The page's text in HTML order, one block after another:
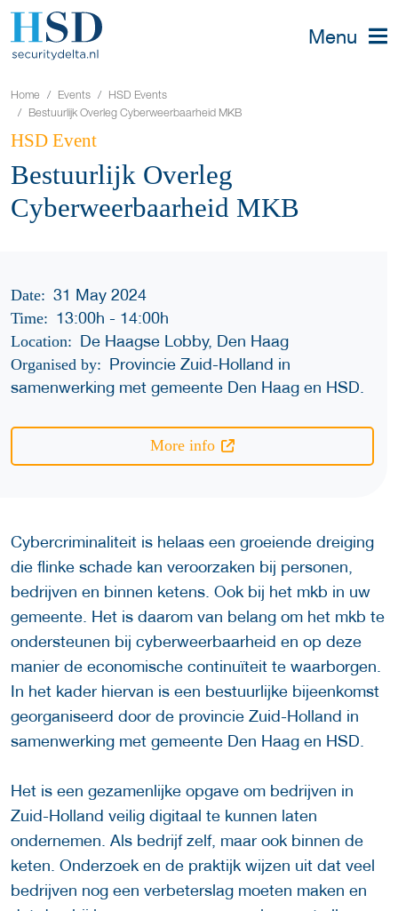
Menu
Home Events
HSD Events
Bestuurlijk Overleg Cyberweerbaarheid MKB
HSD Event
Bestuurlijk Overleg
Cyberweerbaarheid MKB
Date: 31 May 2024
Time: 13:00h- 14:00h
Location: De Haagse Lobby, Den Haag
Organised by: Provincie Zuid-Holland in
samenwerking met gemeente Den Haag en HSD.
More info
Cybercriminaliteit is helaas een groeiende dreiging
die flinke schade kan veroorzaken bij personen,
bedrijven en binnen ketens. Ook bij het mkb in uw
gemeente. Het is daarom van belang om het mkb te
ondersteunen bij cyberweerbaarheid en op deze
manier de economische continuïteit te waarborgen.
In het kader hiervan is een bestuurlijke bijeenkomst
georganiseerd door de provincie Zuid-Holland in
samenwerking met gemeente Den Haag en HSD.
Het is een gezamenlijke opgave om bedrijven in
Zuid-Holland veilig digitaal te kunnen laten
ondernemen. Als bedrijf zelf, maar ook binnen de
keten. Onderzoek en de praktijk wijzen uit dat veel
bedrijven nog een verbeterslag moeten maken en